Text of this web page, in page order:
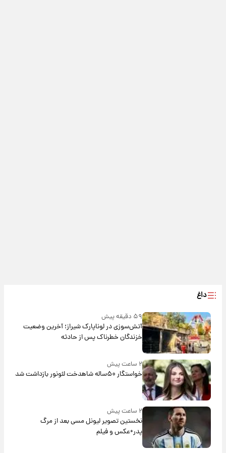
داغ
۵۹ دقیقه پیش
آتش‌سوزی در لوناپارک شیراز؛ آخرین وضعیت
خزندگان خطرناک پس از حادثه
۲ ساعت پیش
خواستگار ۵۰ساله شاهدخت لئونور بازداشت شد
۲ ساعت پیش
نخستین تصویر لیونل مسی بعد از مرگ
پدر+عکس و فیلم